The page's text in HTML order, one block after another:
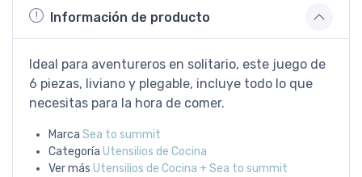
Información de producto
Ideal para aventureros en solitario, este juego de
6 piezas, liviano y plegable, incluye todo lo que
necesitas para la hora de comer.
Marca Sea to summit
Categoría Utensilios de Cocina
Ver más Utensilios de Cocina + Sea to summit